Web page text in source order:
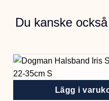
Du kanske
Lägg i